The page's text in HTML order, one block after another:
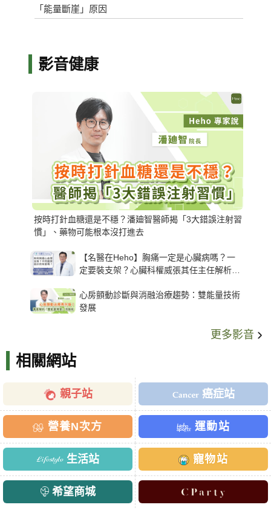
「能量斷崖」原因
影音健康
按時打針血糖還是不穩？潘廸智醫師揭「3大錯誤注射習
慣」、藥物可能根本沒打進去
【名醫在Heho】胸痛一定是心臟病嗎？一
定要裝支架？心臟科權威張其任主任解析支
心房顫動診斷與消融治療趨勢：雙能量技術
發展
更多影音
相關網站
親子站 癌症站
營養N次方 運動站
生活站 寵物站
希望商城